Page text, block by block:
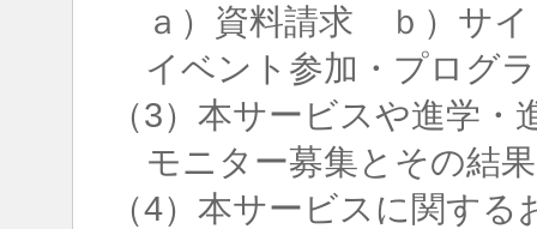
ａ）資料請求 ｂ）サ
イベント参加・プログ
（3）本サービスや進学
モニター募集とその結
（4）本サービスに関す